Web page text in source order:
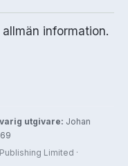
information.
utgivare: Johan
Limited ·